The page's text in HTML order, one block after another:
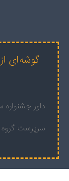
گوشه‌ای
داور
سرپرست گروه